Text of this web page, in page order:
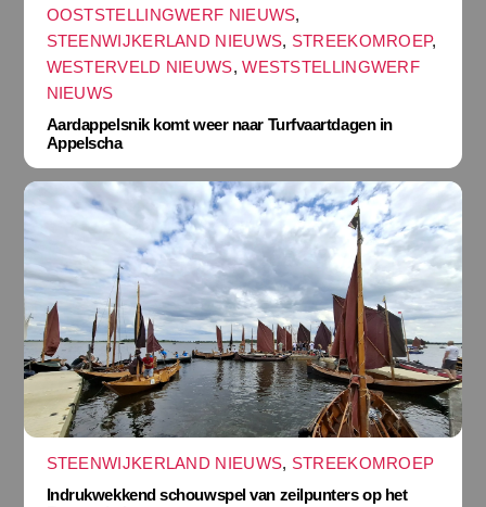
OOSTSTELLINGWERF NIEUWS,
STEENWIJKERLAND NIEUWS, STREEKOMROEP,
WESTERVELD NIEUWS,WESTSTELLINGWERF
NIEUWS
Aardappelsnik komt weer naar Turfvaartdagen in
Appelscha
STEENWIJKERLAND NIEUWS, STREEKOMROEP
Indrukwekkend schouwspel van zeilpunters op het